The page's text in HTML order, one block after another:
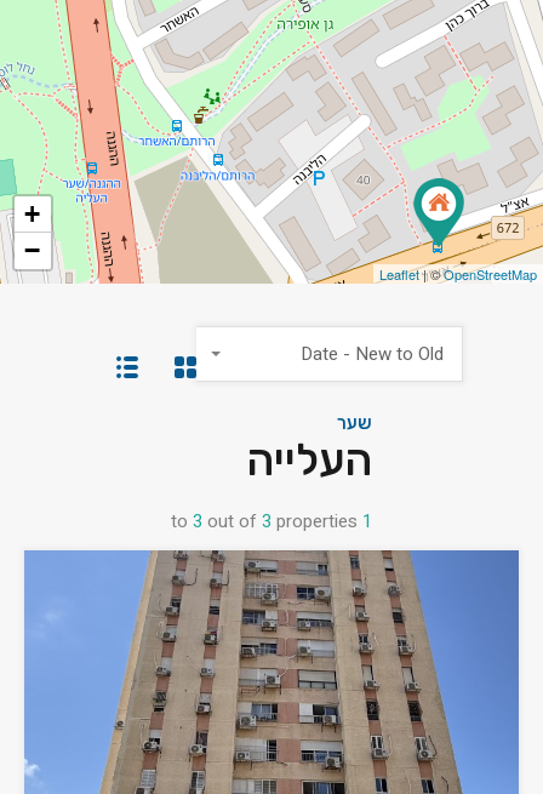
+
−
Leaflet| ©OpenStreetMap
שער
העלייה
1
to 3 out of 3 properties
Date - New to Old